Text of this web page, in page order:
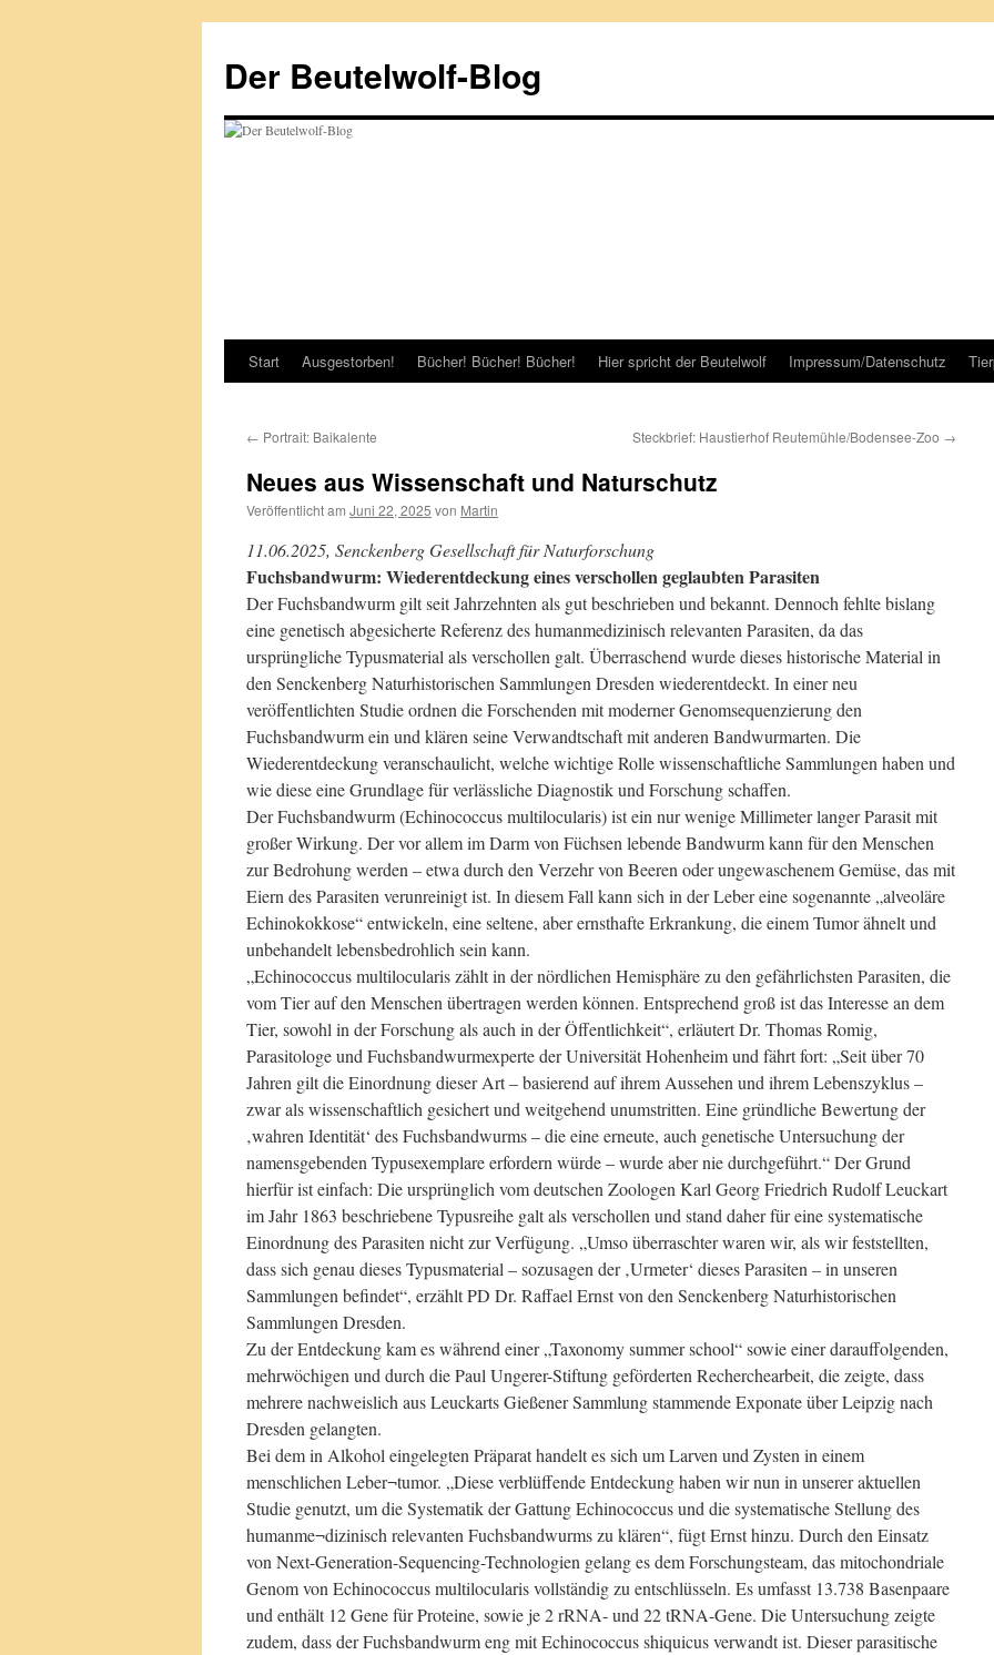
springen
Der Beutelwolf-Blog
Start Ausgestorben! Bücher! Bücher! Bücher! Hier spricht der Beutelwolf Impressum/Datenschutz
← Portrait: Baikalente Steckbrief: Haustierhof Reutemühle/Bodensee-Zoo →
Neues aus Wissenschaft und Naturschutz
Veröffentlicht am Juni 22, 2025 von Martin
11.06.2025, Senckenberg Gesellschaft für Naturforschung
Fuchsbandwurm: Wiederentdeckung eines verschollen geglaubten Parasiten
Der Fuchsbandwurm gilt seit Jahrzehnten als gut beschrieben und bekannt. Dennoch fehlte bislang
eine genetisch abgesicherte Referenz des humanmedizinisch relevanten Parasiten, da das
ursprüngliche Typusmaterial als verschollen galt. Überraschend wurde dieses historische Material in
den Senckenberg Naturhistorischen Sammlungen Dresden wiederentdeckt. In einer neu
veröffentlichten Studie ordnen die Forschenden mit moderner Genomsequenzierung den
Fuchsbandwurm ein und klären seine Verwandtschaft mit anderen Bandwurmarten. Die
Wiederentdeckung veranschaulicht, welche wichtige Rolle wissenschaftliche Sammlungen haben und
wie diese eine Grundlage für verlässliche Diagnostik und Forschung schaffen.
Der Fuchsbandwurm (Echinococcus multilocularis) ist ein nur wenige Millimeter langer Parasit mit
großer Wirkung. Der vor allem im Darm von Füchsen lebende Bandwurm kann für den Menschen
zur Bedrohung werden – etwa durch den Verzehr von Beeren oder ungewaschenem Gemüse, das mit
Eiern des Parasiten verunreinigt ist. In diesem Fall kann sich in der Leber eine sogenannte „alveoläre
Echinokokkose“ entwickeln, eine seltene, aber ernsthafte Erkrankung, die einem Tumor ähnelt und
unbehandelt lebensbedrohlich sein kann.
„Echinococcus multilocularis zählt in der nördlichen Hemisphäre zu den gefährlichsten Parasiten, die
vom Tier auf den Menschen übertragen werden können. Entsprechend groß ist das Interesse an dem
Tier, sowohl in der Forschung als auch in der Öffentlichkeit“, erläutert Dr. Thomas Romig,
Parasitologe und Fuchsbandwurmexperte der Universität Hohenheim und fährt fort: „Seit über 70
Jahren gilt die Einordnung dieser Art – basierend auf ihrem Aussehen und ihrem Lebenszyklus –
zwar als wissenschaftlich gesichert und weitgehend unumstritten. Eine gründliche Bewertung der
‚wahren Identität‘ des Fuchsbandwurms – die eine erneute, auch genetische Untersuchung der
namensgebenden Typusexemplare erfordern würde – wurde aber nie durchgeführt.“ Der Grund
hierfür ist einfach: Die ursprünglich vom deutschen Zoologen Karl Georg Friedrich Rudolf Leuckart
im Jahr 1863 beschriebene Typusreihe galt als verschollen und stand daher für eine systematische
Einordnung des Parasiten nicht zur Verfügung. „Umso überraschter waren wir, als wir feststellten,
dass sich genau dieses Typusmaterial – sozusagen der ‚Urmeter‘ dieses Parasiten – in unseren
Sammlungen befindet“, erzählt PD Dr. Raffael Ernst von den Senckenberg Naturhistorischen
Sammlungen Dresden.
Zu der Entdeckung kam es während einer „Taxonomy summer school“ sowie einer darauffolgenden,
mehrwöchigen und durch die Paul Ungerer-Stiftung geförderten Recherchearbeit, die zeigte, dass
mehrere nachweislich aus Leuckarts Gießener Sammlung stammende Exponate über Leipzig nach
Dresden gelangten.
Bei dem in Alkohol eingelegten Präparat handelt es sich um Larven und Zysten in einem
menschlichen Leber¬tumor. „Diese verblüffende Entdeckung haben wir nun in unserer aktuellen
Studie genutzt, um die Systematik der Gattung Echinococcus und die systematische Stellung des
humanme¬dizinisch relevanten Fuchsbandwurms zu klären“, fügt Ernst hinzu. Durch den Einsatz
von Next-Generation-Sequencing-Technologien gelang es dem Forschungsteam, das mitochondriale
Genom von Echinococcus multilocularis vollständig zu entschlüsseln. Es umfasst 13.738 Basenpaare
und enthält 12 Gene für Proteine, sowie je 2 rRNA- und 22 tRNA-Gene. Die Untersuchung zeigte
zudem, dass der Fuchsbandwurm eng mit Echinococcus shiquicus verwandt ist. Dieser parasitische